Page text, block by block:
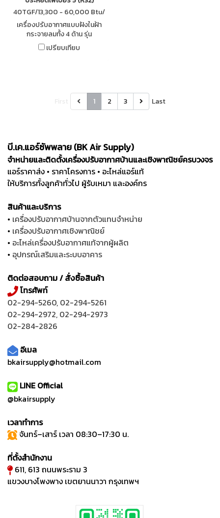
40TGF/13,300 - 60,000 Btu/
h
เครื่องปรับอากาศแบบฝังในฝ้า
กระจายลมทั้ง 4 ด้าน รุ่น
Discovery เคลือบสาร AQUA
RESIN ป้องกันฝุ่น สิ่งสกปรก และ
เปรียบเทียบ
1 2 3 Last
บี.เค.แอร์ซัพพลาย (BK Air Supply)
จำหน่ายและติดตั้งเครื่องปรับอากาศบ้านและเชิงพาณิชย์ครบวงจร
แอร์ราคาส่ง • ราคาโครงการ • อะไหล่แอร์แท้
ให้บริการทั้งลูกค้าทั่วไป ผู้รับเหมา และองค์กร
สินค้าและบริการ
• เครื่องปรับอากาศบ้านจากตัวแทนจำหน่าย
• เครื่องปรับอากาศเชิงพาณิชย์
• อะไหล่เครื่องปรับอากาศแท้จากผู้ผลิต
• อุปกรณ์เสริมและระบบอาคาร
ติดต่อสอบถาม / สั่งซื้อสินค้า
โทรศัพท์
02-294-5260, 02-294-5261
02-294-2972, 02-294-2973
02-284-2826
อีเมล
bkairsupply@hotmail.com
LINE Official
@bkairsupply
เวลาทำการ
จันทร์–เสาร์ เวลา 08:30–17:30 น.
ที่ตั้งสำนักงาน
611, 613 ถนนพระราม 3
แขวงบางโพงพาง เขตยานนาวา กรุงเทพฯ